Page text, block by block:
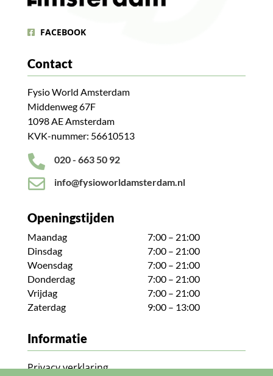
FACEBOOK
Contact
Fysio World Amsterdam
Middenweg 67F
1098 AE Amsterdam
KVK-nummer: 56610513
 020 - 663 50 92
 info@fysioworldamsterdam.nl
Openingstijden
Maandag
7:00 – 21:00
Dinsdag
7:00 – 21:00
Woensdag
7:00 – 21:00
Donderdag
7:00 – 21:00
Vrijdag
7:00 – 21:00
Zaterdag
9:00 – 13:00
Informatie
Privacy verklaring